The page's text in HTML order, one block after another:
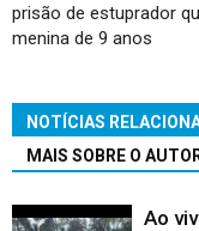
prisão de estuprador
menina de 9 anos
NOTÍCIAS
MAIS SOBRE O
Ao